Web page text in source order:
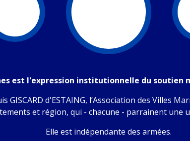
est l'expression institutionnelle du soutien
GISCARD d'ESTAING, l’Association des Villes
et région, qui - chacune - parrainent une
Elle est indépendante des armées.